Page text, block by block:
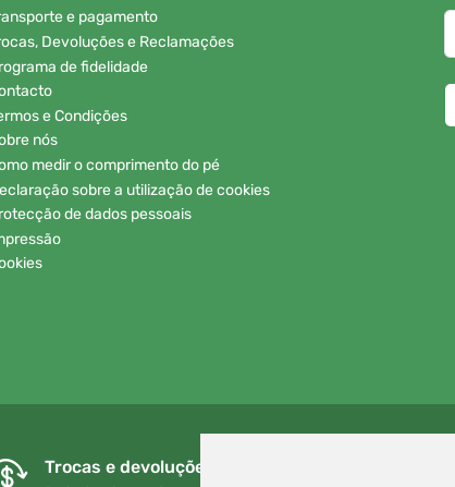
e pagamento
Devoluções e Reclamações
de fidelidade
e Condições
nós
medir o comprimento do pé
sobre a utilização de cookies
de dados pessoais
Trocas e devoluções gratuitas